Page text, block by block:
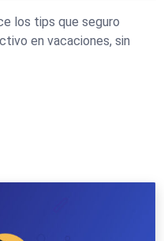
los tips que seguro
en vacaciones, sin